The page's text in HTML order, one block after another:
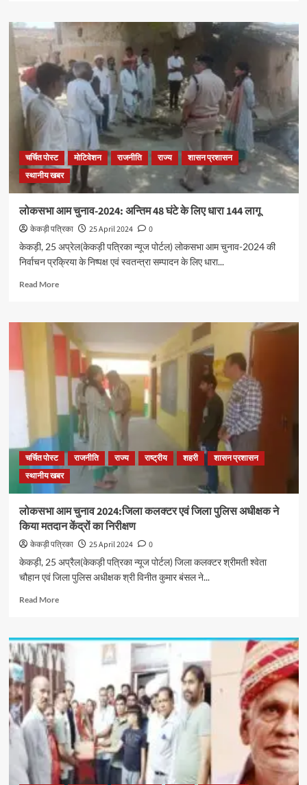
चर्चित पोस्ट मोटिवेशन राजनीति राज्य
शासन प्रशासन
स्थानीय खबर
लोकसभा आम चुनाव-2024: अन्तिम 48 घंटे के लिए धारा 144 लागू
केकड़ी पत्रिका 25 April 2024
0
केकड़ी, 25 अप्रेल(केकड़ी पत्रिका न्यूज पोर्टल) लोकसभा आम चुनाव-2024 की
निर्वाचन प्रक्रिया के निष्पक्ष एवं स्वतन्त्रा सम्पादन के लिए धारा...
Read More
चर्चित पोस्ट राजनीति राज्य राष्ट्रीय शहरी
शासन प्रशासन
स्थानीय खबर
लोकसभा आम चुनाव 2024:जिला कलक्टर एवं जिला पुलिस अधीक्षक ने
किया मतदान केंद्रों का निरीक्षण
केकड़ी पत्रिका 25 April 2024
0
केकड़ी, 25 अप्रैल(केकड़ी पत्रिका न्यूज पोर्टल) जिला कलक्टर श्रीमती श्वेता
चौहान एवं जिला पुलिस अधीक्षक श्री विनीत कुमार बंसल ने...
Read More